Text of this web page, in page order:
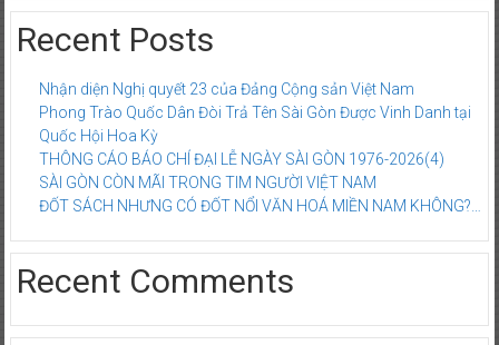
Recent Posts
Nhận diện Nghị quyết 23 của Đảng Cộng sản Việt Nam
Phong Trào Quốc Dân Đòi Trả Tên Sài Gòn Được Vinh Danh tại
Quốc Hội Hoa Kỳ
THÔNG CÁO BÁO CHÍ ĐẠI LỄ NGÀY SÀI GÒN 1976-2026(4)
SÀI GÒN CÒN MÃI TRONG TIM NGƯỜI VIỆT NAM
ĐỐT SÁCH NHƯNG CÓ ĐỐT NỔI VĂN HOÁ MIỀN NAM KHÔNG?…
Recent Comments